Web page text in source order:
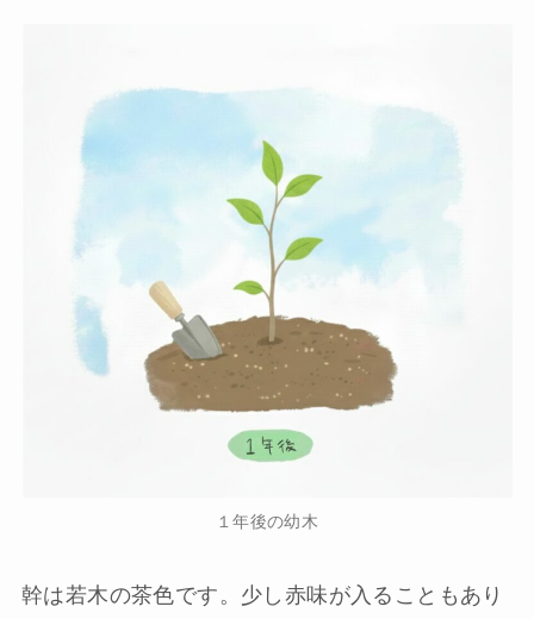
１年後の幼木
幹は若木の茶色です。少し赤味が入ることもあり